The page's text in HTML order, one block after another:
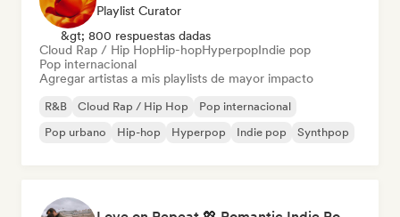
Playlist Curator
&gt; 800 respuestas dadas
Cloud Rap / Hip HopHip-hopHyperpopIndie pop
Pop internacional
Agregar artistas a mis playlists de mayor impacto
R&B Cloud Rap / Hip Hop
Pop internacional
Pop urbano
Hip-hop Hyperpop Indie pop Synthpop